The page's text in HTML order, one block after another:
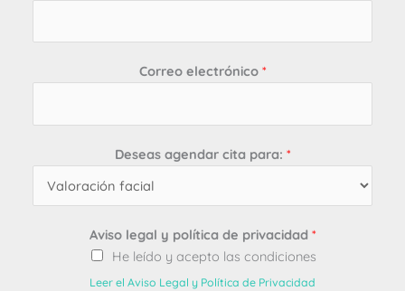
Correo electrónico *
Deseas agendar cita para: *
Aviso legal y política de privacidad *
He leído y acepto las condiciones
Leer el Aviso Legal y Política de Privacidad